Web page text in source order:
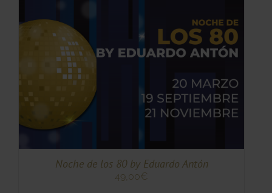
Noche de los 80 by Eduardo Antón
49,00€